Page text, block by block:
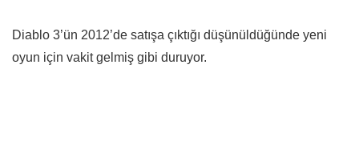
Diablo 3’ün 2012’de satışa çıktığı düşünüldüğünde yeni
oyun için vakit gelmiş gibi duruyor.